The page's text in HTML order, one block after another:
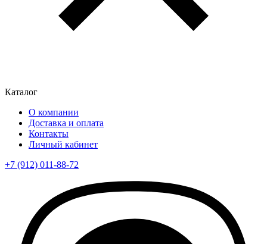
Каталог
О компании
Доставка и оплата
Контакты
Личный кабинет
+7 (912) 011-88-72